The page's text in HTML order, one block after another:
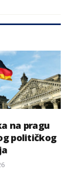
na pragu
političkog